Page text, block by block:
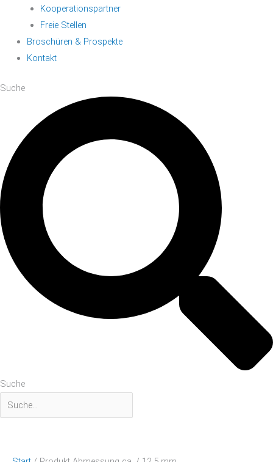
Kooperationspartner
Freie Stellen
Broschüren & Prospekte
Kontakt
Suche
Suche